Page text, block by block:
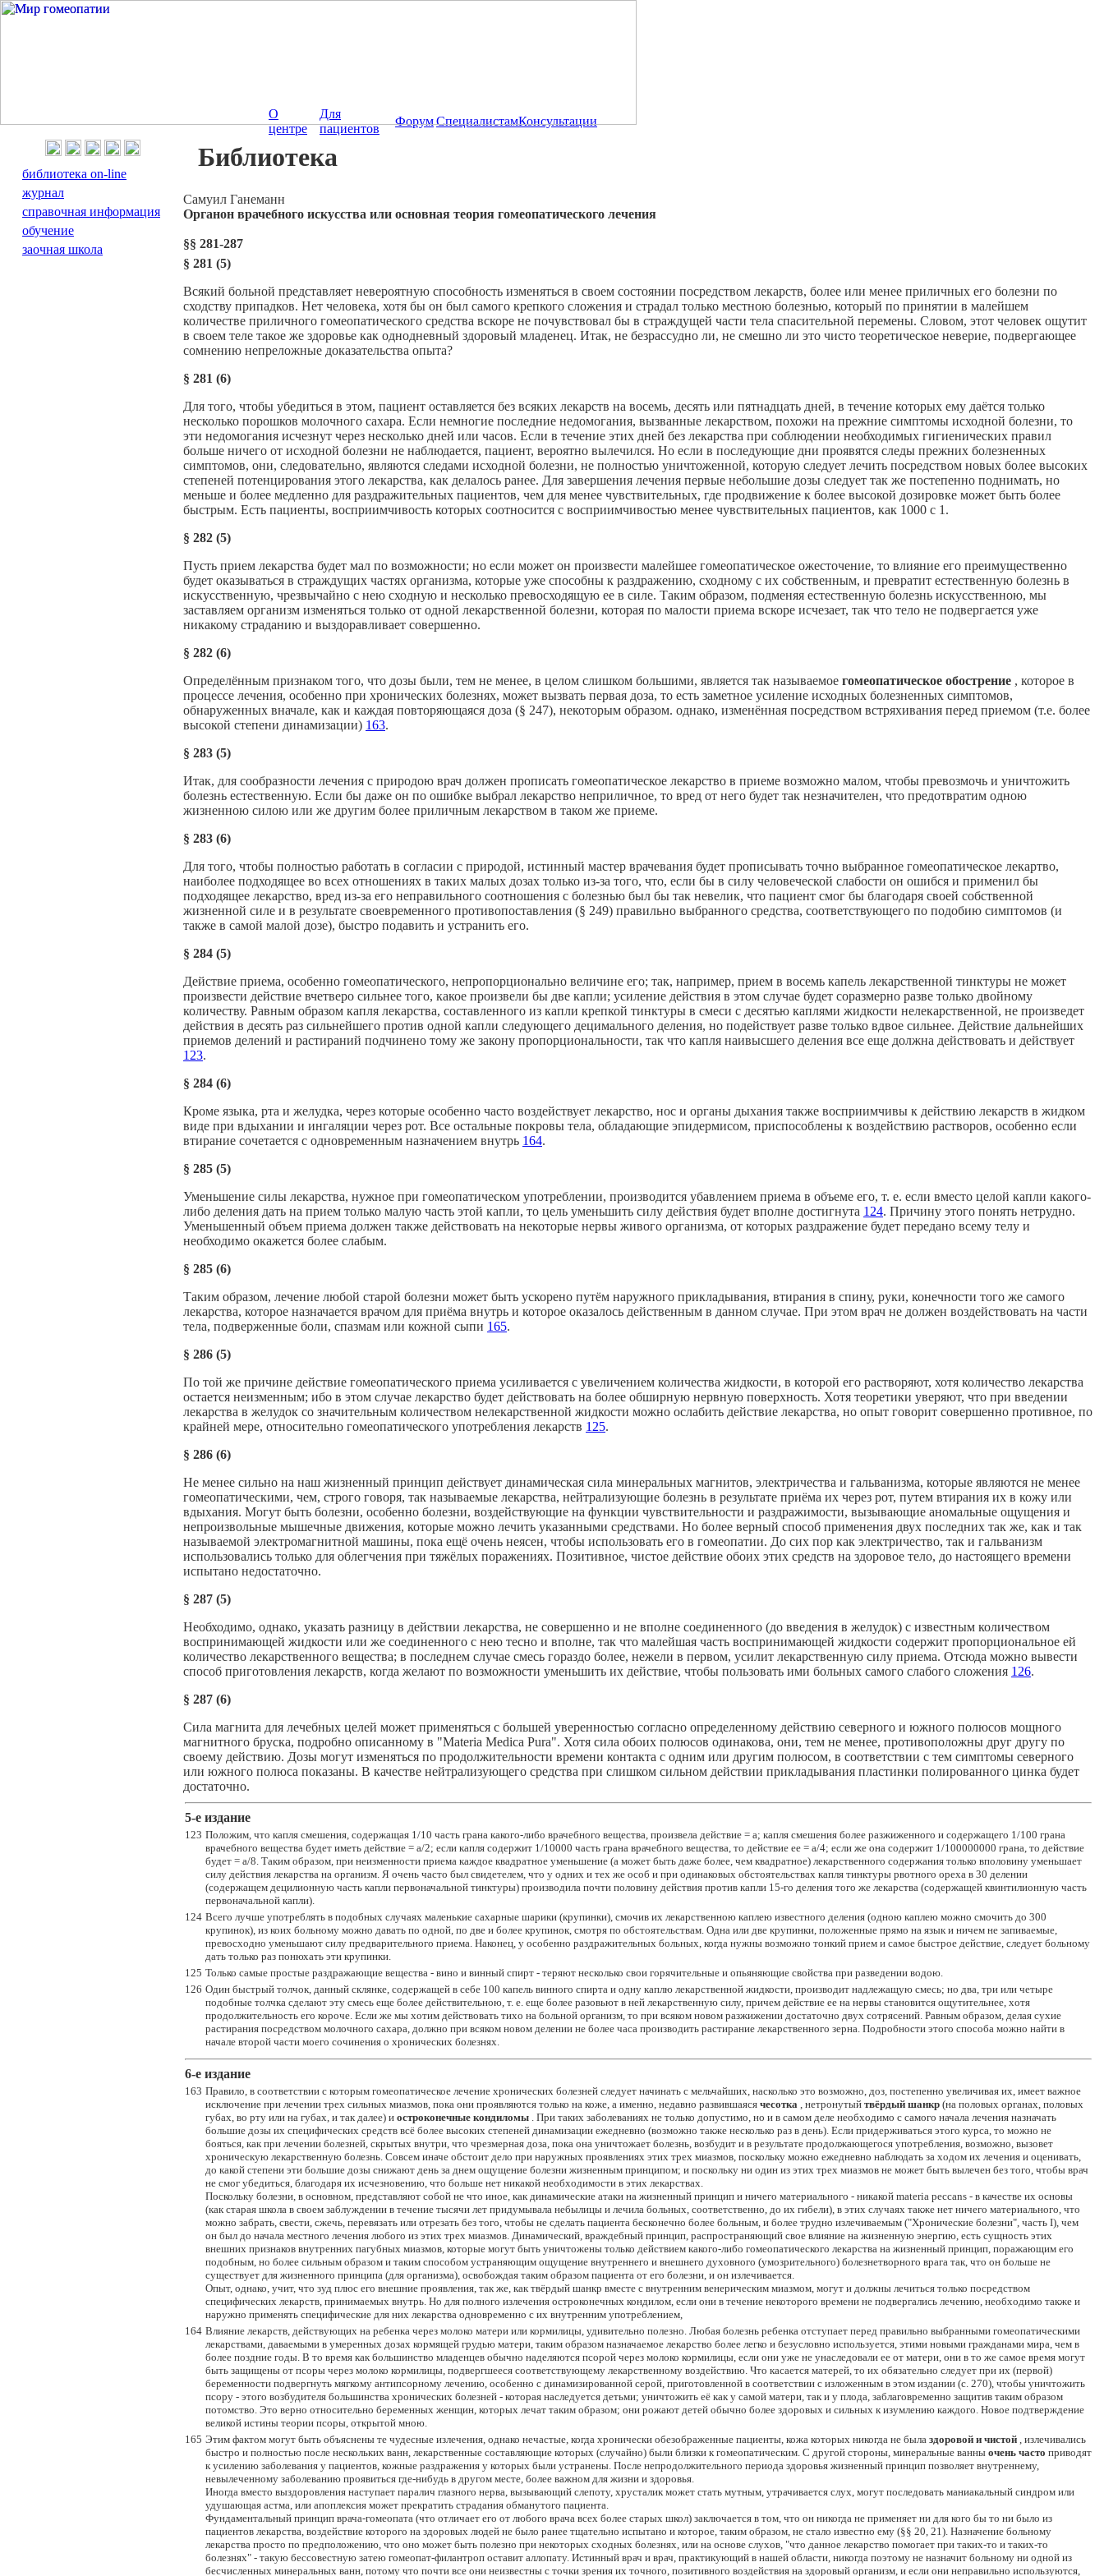
О
центре
Для
пациентов
ФорумСпециалистамКонсультации
Библиотека
Cамуил Ганеманн
Органон врачебного искусства или oсновная теория гомеопатического лечения
§§ 281-287
§ 281 (5)
Всякий больной представляет невероятную способность изменяться в своем состоянии посредством лекарств, более или менее приличных его болезни по
сходству припадков. Нет человека, хотя бы он был самого крепкого сложения и страдал только местною болезнью, который по принятии в малейшем
количестве приличного гомеопатического средства вскоре не почувствовал бы в страждущей части тела спасительной перемены. Словом, этот человек ощутит
в своем теле такое же здоровье как однодневный здоровый младенец. Итак, не безрассудно ли, не смешно ли это чисто теоретическое неверие, подвергающее
сомнению непреложные доказательства опыта?
§ 281 (6)
Для того, чтобы убедиться в этом, пациент оставляется без всяких лекарств на восемь, десять или пятнадцать дней, в течение которых ему даётся только
несколько порошков молочного сахара. Если немногие последние недомогания, вызванные лекарством, похожи на прежние симптомы исходной болезни, то
эти недомогания исчезнут через несколько дней или часов. Если в течение этих дней без лекарства при соблюдении необходимых гигиенических правил
больше ничего от исходной болезни не наблюдается, пациент, вероятно вылечился. Но если в последующие дни проявятся следы прежних болезненных
симптомов, они, следовательно, являются следами исходной болезни, не полностью уничтоженной, которую следует лечить посредством новых более высоких
степеней потенцирования этого лекарства, как делалось ранее. Для завершения лечения первые небольшие дозы следует так же постепенно поднимать, но
меньше и более медленно для раздражительных пациентов, чем для менее чувствительных, где продвижение к более высокой дозировке может быть более
быстрым. Есть пациенты, восприимчивость которых соотносится с восприимчивостью менее чувствительных пациентов, как 1000 с 1.
§ 282 (5)
Пусть прием лекарства будет мал по возможности; но если может он произвести малейшее гомеопатическое ожесточение, то влияние его преимущественно
будет оказываться в страждущих частях организма, которые уже способны к раздражению, сходному с их собственным, и превратит естественную болезнь в
искусственную, чрезвычайно с нею сходную и несколько превосходящую ее в силе. Таким образом, подменяя естественную болезнь искусственною, мы
заставляем организм изменяться только от одной лекарственной болезни, которая по малости приема вскоре исчезает, так что тело не подвергается уже
никакому страданию и выздоравливает совершенно.
§ 282 (6)
Определённым признаком того, что дозы были, тем не менее, в целом слишком большими, является так называемое гомеопатическое обострение , которое в
процессе лечения, особенно при хронических болезнях, может вызвать первая доза, то есть заметное усиление исходных болезненных симптомов,
обнаруженных вначале, как и каждая повторяющаяся доза (§ 247), некоторым образом. однако, изменённая посредством встряхивания перед приемом (т.е. более
высокой степени динамизации) 163.
§ 283 (5)
Итак, для сообразности лечения с природою врач должен прописать гомеопатическое лекарство в приеме возможно малом, чтобы превозмочь и уничтожить
болезнь естественную. Если бы даже он по ошибке выбрал лекарство неприличное, то вред от него будет так незначителен, что предотвратим одною
жизненною силою или же другим более приличным лекарством в таком же приеме.
§ 283 (6)
Для того, чтобы полностью работать в согласии с природой, истинный мастер врачевания будет прописывать точно выбранное гомеопатическое лекартво,
наиболее подходящее во всех отношениях в таких малых дозах только из-за того, что, если бы в силу человеческой слабости он ошибся и применил бы
подходящее лекарство, вред из-за его неправильного соотношения с болезнью был бы так невелик, что пациент смог бы благодаря своей собственной
жизненной силе и в результате своевременного противопоставления (§ 249) правильно выбранного средства, соответствующего по подобию симптомов (и
также в самой малой дозе), быстро подавить и устранить его.
§ 284 (5)
Действие приема, особенно гомеопатического, непропорционально величине его; так, например, прием в восемь капель лекарственной тинктуры не может
произвести действие вчетверо сильнее того, какое произвели бы две капли; усиление действия в этом случае будет соразмерно разве только двойному
количеству. Равным образом капля лекарства, составленного из капли крепкой тинктуры в смеси с десятью каплями жидкости нелекарственной, не произведет
действия в десять раз сильнейшего против одной капли следующего децимального деления, но подействует разве только вдвое сильнее. Действие дальнейших
приемов делений и растираний подчинено тому же закону пропорциональности, так что капля наивысшего деления все еще должна действовать и действует
123.
§ 284 (6)
Кроме языка, рта и желудка, через которые особенно часто воздействует лекарство, нос и органы дыхания также восприимчивы к действию лекарств в жидком
виде при вдыхании и ингаляции через рот. Все остальные покровы тела, обладающие эпидермисом, приспособлены к воздействию растворов, особенно если
втирание сочетается с одновременным назначением внутрь 164.
§ 285 (5)
Уменьшение силы лекарства, нужное при гомеопатическом употреблении, производится убавлением приема в объеме его, т. е. если вместо целой капли какого-
либо деления дать на прием только малую часть этой капли, то цель уменьшить силу действия будет вполне достигнута 124. Причину этого понять нетрудно.
Уменьшенный объем приема должен также действовать на некоторые нервы живого организма, от которых раздражение будет передано всему телу и
необходимо окажется более слабым.
§ 285 (6)
Таким образом, лечение любой старой болезни может быть ускорено путём наружного прикладывания, втирания в спину, руки, конечности того же самого
лекарства, которое назначается врачом для приёма внутрь и которое оказалось действенным в данном случае. При этом врач не должен воздействовать на части
тела, подверженные боли, спазмам или кожной сыпи 165.
§ 286 (5)
По той же причине действие гомеопатического приема усиливается с увеличением количества жидкости, в которой его растворяют, хотя количество лекарства
остается неизменным; ибо в этом случае лекарство будет действовать на более обширную нервную поверхность. Хотя теоретики уверяют, что при введении
лекарства в желудок со значительным количеством нелекарственной жидкости можно ослабить действие лекарства, но опыт говорит совершенно противное, по
крайней мере, относительно гомеопатического употребления лекарств 125.
§ 286 (6)
Не менее сильно на наш жизненный принцип действует динамическая сила минеральных магнитов, электричества и гальванизма, которые являются не менее
гомеопатическими, чем, строго говоря, так называемые лекарства, нейтрализующие болезнь в результате приёма их через рот, путем втирания их в кожу или
вдыхания. Могут быть болезни, особенно болезни, воздействующие на функции чувствительности и раздражимости, вызывающие аномальные ощущения и
непроизвольные мышечные движения, которые можно лечить указанными средствами. Но более верный способ применения двух последних так же, как и так
называемой электромагнитной машины, пока ещё очень неясен, чтобы использовать его в гомеопатии. До сих пор как электричество, так и гальванизм
использовались только для облегчения при тяжёлых поражениях. Позитивное, чистое действие обоих этих средств на здоровое тело, до настоящего времени
испытано недостаточно.
§ 287 (5)
Необходимо, однако, указать разницу в действии лекарства, не совершенно и не вполне соединенного (до введения в желудок) с известным количеством
воспринимающей жидкости или же соединенного с нею тесно и вполне, так что малейшая часть воспринимающей жидкости содержит пропорциональное ей
количество лекарственного вещества; в последнем случае смесь гораздо более, нежели в первом, усилит лекарственную силу приема. Отсюда можно вывести
способ приготовления лекарств, когда желают по возможности уменьшить их действие, чтобы пользовать ими больных самого слабого сложения 126.
§ 287 (6)
Сила магнита для лечебных целей может применяться с большей уверенностью согласно определенному действию северного и южного полюсов мощного
магнитного бруска, подробно описанному в "Materia Medica Purа". Хотя сила обоих полюсов одинакова, они, тем не менее, противоположны друг другу по
своему действию. Дозы могут изменяться по продолжительности времени контакта с одним или другим полюсом, в соответствии с тем симптомы северного
или южного полюса показаны. В качестве нейтрализующего средства при слишком сильном действии прикладывания пластинки полированного цинка будет
достаточно.
5-e издание
123 Положим, что капля смешения, содержащая 1/10 часть грана какого-либо врачебного вещества, произвела действие = а; капля cмешения более разжиженного и содержащего 1/100 грана
врачебного вещества будет иметь действие = a/2; если капля содержит 1/10000 часть грана врачебного вещества, то действие ee = a/4; если же она cодержит 1/100000000 грана, то действие
будет = a/8. Таким образом, при неизменности приема каждое квадратное уменьшение (а может быть даже более, чем квадратное) лекарственного содержания только вполовину уменьшает
силу действия лекарства на организм. Я очень часто был свидетелем, что у одних и тех же особ и при одинаковых обстоятельствах капля тинктуры рвотного ореха в 30 делении
(содержащем децилионную часть капли первоначальной тинктуры) производила почти половину действия против капли 15-го деления того же лекарства (содержащей квинтилионную часть
первоначальной капли).
124 Всего лучше употреблять в подобных случаях маленькие сахарные шарики (крупинки), смочив их лекарственною каплею известного деления (одною каплею можно смочить до 300
крупинок), из коих больному можно давать по одной, по две и более крупинок, смотря по обстоятельствам. Одна или две крупинки, положенные прямо на язык и ничем не запиваемые,
превосходно уменьшают силу предварительного приема. Наконец, у особенно раздражительных больных, когда нужны возможно тонкий прием и самое быстрое действие, следует больному
дать только раз понюхать эти крупинки.
125 Только самые простые раздражающие вещества - вино и винный спирт - теряют несколько свои горячительные и опьяняющие свойства при разведении водою.
126 Один быстрый толчок, данный склянке, содержащей в себе 100 капель винного спирта и одну каплю лекарственной жидкости, производит надлежащую смесь; но два, три или четыре
подобные толчка сделают эту смесь еще более действительною, т. е. еще более разовьют в ней лекарственную силу, причем действие ее на нервы становится ощутительнее, хотя
продолжительность его короче. Если же мы хотим действовать тихо на больной организм, то при всяком новом разжижении достаточно двух сотрясений. Равным образом, делая сухие
растирания посредством молочного сахара, должно при всяком новом делении не более часа производить растирание лекарственного зерна. Подробности этого способа можно найти в
начале второй части моего сочинения о хронических болезнях.
6-e издание
163 Правило, в соответствии с которым гомеопатическое лечение хронических болезней следует начинать с мельчайших, насколько это возможно, доз, постепенно увеличивая их, имеет важное
исключение при лечении трех сильных миазмов, пока они проявляются только на коже, а именно, недавно развившаяся чесотка , нетронутый твёрдый шанкр (на половых органах, половых
губах, во рту или на губах, и так далее) и остроконечные кондиломы . При таких заболеваниях не только допустимо, но и в самом деле необходимо с самого начала лечения назначать
большие дозы их специфических средств всё более высоких степеней динамизации ежедневно (возможно также несколько раз в день). Если придерживаться этого курса, то можно не
бояться, как при лечении болезней, скрытых внутри, что чрезмерная доза, пока она уничтожает болезнь, возбудит и в результате продолжающегося употребления, возможно, вызовет
хроническую лекарственную болезнь. Совсем иначе обстоит дело при наружных проявлениях этих трех миазмов, поскольку можно ежедневно наблюдать за ходом их лечения и оценивать,
до какой степени эти большие дозы снижают день за днем ощущение болезни жизненным принципом; и поскольку ни один из этих трех миазмов не может быть вылечен без того, чтобы врач
не смог убедиться, благодаря их исчезновению, что больше нет никакой необходимости в этих лекарствах.
Поскольку болезни, в основном, представляют собой не что иное, как динамические атаки на жизненный принцип и ничего материального - никакой materia peccans - в качестве их основы
(как старая школа в своем заблуждении в течение тысячи лет придумывала небылицы и лечила больных, соответственно, до их гибели), в этих случаях также нет ничего материального, что
можно забрать, свести, сжечь, перевязать или отрезать без того, чтобы не сделать пациента бесконечно более больным, и более трудно излечиваемым ("Хронические болезни", часть I), чем
он был до начала местного лечения любого из этих трех миазмов. Динамический, враждебный принцип, распространяющий свое влияние на жизненную энергию, есть сущность этих
внешних признаков внутренних пагубных миазмов, которые могут быть уничтожены только действием какого-либо гомеопатического лекарства на жизненный принцип, поражающим его
подобным, но более сильным образом и таким способом устраняющим ощущение внутреннего и внешнего духовного (умозрительного) болезнетворного врага так, что он больше не
существует для жизненного принципа (для организма), освобождая таким образом пациента от его болезни, и он излечивается.
Опыт, однако, учит, что зуд плюс его внешние проявления, так же, как твёрдый шанкр вместе с внутренним венерическим миазмом, могут и должны лечиться только посредством
специфических лекарств, принимаемых внутрь. Но для полного излечения остроконечных кондилом, если они в течение некоторого времени не подвергались лечению, необходимо также и
наружно применять специфические для них лекарства одновременно с их внутренним употреблением,
164 Влияние лекарств, действующих на ребенка через молоко матери или кормилицы, удивительно полезно. Любая болезнь ребенка отступает перед правильно выбранными гомеопатическими
лекарствами, даваемыми в умеренных дозах кормящей грудью матери, таким образом назначаемое лекарство более легко и безусловно используется, этими новыми гражданами мира, чем в
более поздние годы. В то время как большинство младенцев обычно наделяются псорой через молоко кормилицы, если они уже не унаследовали ее от матери, они в то же самое время могут
быть защищены от псоры через молоко кормилицы, подвергшееся соответствующему лекарственному воздействию. Что касается матерей, то их обязательно следует при их (первой)
беременности подвергнуть мягкому антипсорному лечению, особенно с динамизированной серой, приготовленной в соответствии с изложенным в этом издании (с. 270), чтобы уничтожить
псору - этого возбудителя большинства хронических болезней - которая наследуется детьми; уничтожить её как у самой матери, так и у плода, заблаговременно защитив таким образом
потомство. Это верно относительно беременных женщин, которых лечат таким образом; они рожают детей обычно более здоровых и сильных к изумлению каждого. Новое подтверждение
великой истины теории псоры, открытой мною.
165 Этим фактом могут быть объяснены те чудесные излечения, однако нечастые, когда хронически обезображенные пациенты, кожа которых никогда не была здоровой и чистой , излечивались
быстро и полностью после нескольких ванн, лекарственные составляющие которых (случайно) были близки к гомеопатическим. С другой стороны, минеральные ванны очень часто приводят
к усилению заболевания у пациентов, кожные раздражения у которых были устранены. После непродолжительного периода здоровья жизненный принцип позволяет внутреннему,
невылеченному заболеванию проявиться где-нибудь в другом месте, более важном для жизни и здоровья.
Иногда вместо выздоровления наступает паралич глазного нерва, вызывающий слепоту, хрусталик может стать мутным, утрачивается слух, могут последовать маниакальный синдром или
удушающая астма, или апоплексия может прекратить страдания обманутого пациента.
Фундаментальный принцип врача-гомеопата (что отличает его от любого врача всех более старых школ) заключается в том, что он никогда не применяет ни для кого бы то ни было из
пациентов лекарства, воздействие которого на здоровых людей не было ранее тщательно испытано и которое, таким образом, не стало известно ему (§§ 20, 21). Назначение больному
лекарства просто по предположению, что оно может быть полезно при некоторых сходных болезнях, или на основе слухов, "что данное лекарство помогает при таких-то и таких-то
болезнях" - такую бессовестную затею гомеопат-филантроп оставит аллопату. Истинный врач и врач, практикующий в нашей области, никогда поэтому не назначит больному ни одной из
бесчисленных минеральных ванн, потому что почти все они неизвестны с точки зрения их точного, позитивного воздействия на здоровый организм, и если они неправильно используются,
библиотека on-line
журнал
справочная информация
обучение
заочная школа